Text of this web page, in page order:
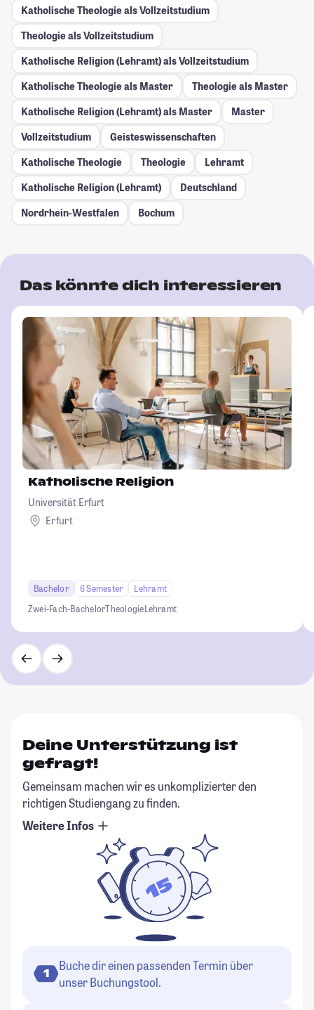
Katholische Theologie als Vollzeitstudium
Theologie als Vollzeitstudium
Katholische Religion (Lehramt) als Vollzeitstudium
Katholische Theologie als Master
Theologie als Master
Katholische Religion (Lehramt) als Master
Master
Vollzeitstudium
Geisteswissenschaften
Katholische Theologie
Theologie
Lehramt
Katholische Religion (Lehramt)
Deutschland
Nordrhein-Westfalen
Bochum
Das könnte dich interessieren
Katholische Religion
Universität Erfurt
Erfurt
Bachelor 6 Semester
Lehramt
Zwei-Fach-BachelorTheologieLehramt
Deine Unterstützung ist
gefragt!
Gemeinsam machen wir es unkomplizierter den
richtigen Studiengang zu finden.
Weitere Infos
1
Buche dir einen passenden Termin über
unser Buchungstool.